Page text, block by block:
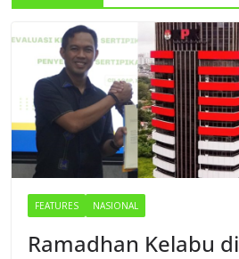
FEATURES NASIONAL
Ramadhan Kelabu di